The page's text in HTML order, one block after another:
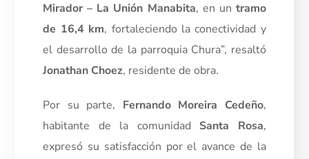
Mirador – La Unión Manabita, en un tramo
de 16,4 km, fortaleciendo la conectividad y
el desarrollo de la parroquia Chura”, resaltó
Jonathan Choez, residente de obra.
Por su parte, Fernando Moreira Cedeño,
habitante de la comunidad Santa Rosa,
expresó su satisfacción por el avance de la